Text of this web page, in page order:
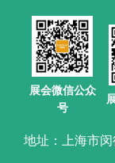
展会微信公众
号
地址：上海市